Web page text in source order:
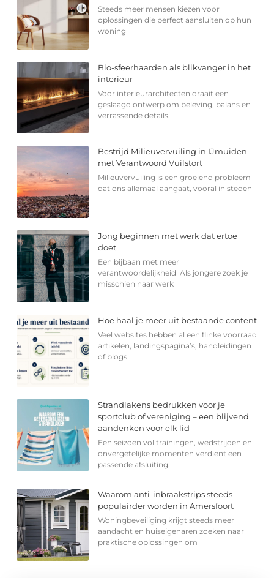
Steeds meer mensen kiezen voor
oplossingen die perfect aansluiten op hun
woning
Bio-sfeerhaarden als blikvanger in het
interieur
Voor interieurarchitecten draait een
geslaagd ontwerp om beleving, balans en
verrassende details.
Bestrijd Milieuvervuiling in IJmuiden
met Verantwoord Vuilstort
Milieuvervuiling is een groeiend probleem
dat ons allemaal aangaat, vooral in steden
Jong beginnen met werk dat ertoe
doet
Een bijbaan met meer
verantwoordelijkheid Als jongere zoek je
misschien naar werk
Hoe haal je meer uit bestaande content
Veel websites hebben al een flinke voorraad
artikelen, landingspagina’s, handleidingen
of blogs
Strandlakens bedrukken voor je
sportclub of vereniging – een blijvend
aandenken voor elk lid
Een seizoen vol trainingen, wedstrijden en
onvergetelijke momenten verdient een
passende afsluiting.
Waarom anti-inbraakstrips steeds
populairder worden in Amersfoort
Woningbeveiliging krijgt steeds meer
aandacht en huiseigenaren zoeken naar
praktische oplossingen om